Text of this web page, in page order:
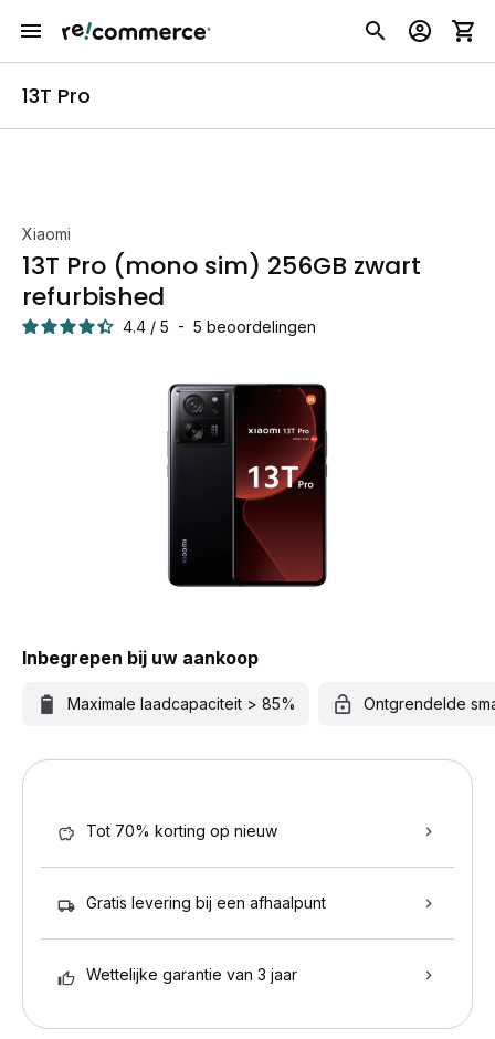
13T Pro
Xiaomi
13T Pro (mono sim) 256GB zwart
refurbished
4.4 / 5 - 5 beoordelingen
Inbegrepen bij uw aankoop
Maximale laadcapaciteit > 85% Ontgrendelde
Tot 70% korting op nieuw
Gratis levering bij een afhaalpunt
Wettelijke garantie van 3 jaar